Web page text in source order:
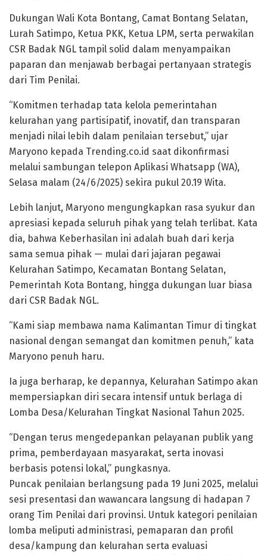
Dukungan Wali Kota Bontang, Camat Bontang Selatan,
Lurah Satimpo, Ketua PKK, Ketua LPM, serta perwakilan
CSR Badak NGL tampil solid dalam menyampaikan
paparan dan menjawab berbagai pertanyaan strategis
dari Tim Penilai.
“Komitmen terhadap tata kelola pemerintahan
kelurahan yang partisipatif, inovatif, dan transparan
menjadi nilai lebih dalam penilaian tersebut,” ujar
Maryono kepada Trending.co.id saat dikonfirmasi
melalui sambungan telepon Aplikasi Whatsapp (WA),
Selasa malam (24/6/2025) sekira pukul 20.19 Wita.
Lebih lanjut, Maryono mengungkapkan rasa syukur dan
apresiasi kepada seluruh pihak yang telah terlibat. Kata
dia, bahwa Keberhasilan ini adalah buah dari kerja
sama semua pihak — mulai dari jajaran pegawai
Kelurahan Satimpo, Kecamatan Bontang Selatan,
Pemerintah Kota Bontang, hingga dukungan luar biasa
dari CSR Badak NGL.
“Kami siap membawa nama Kalimantan Timur di tingkat
nasional dengan semangat dan komitmen penuh,” kata
Maryono penuh haru.
Ia juga berharap, ke depannya, Kelurahan Satimpo akan
mempersiapkan diri secara intensif untuk berlaga di
Lomba Desa/Kelurahan Tingkat Nasional Tahun 2025.
“Dengan terus mengedepankan pelayanan publik yang
prima, pemberdayaan masyarakat, serta inovasi
berbasis potensi lokal,” pungkasnya.
Puncak penilaian berlangsung pada 19 Juni 2025, melalui
sesi presentasi dan wawancara langsung di hadapan 7
orang Tim Penilai dari provinsi. Untuk kategori penilaian
lomba meliputi administrasi, pemaparan dan profil
desa/kampung dan kelurahan serta evaluasi